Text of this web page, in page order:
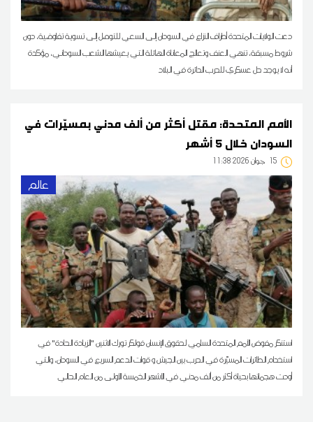
دعت الولايات المتحدة أطراف النزاع في السودان إلى السعي للتوصل إلى تسوية تفاوضية، دون
شروط مسبقة، تنهي العنف وتعالج المعاناة الهائلة التي يعيشها الشعب السوداني، مؤكدة
أنه لا يوجد حل عسكري للحرب الدائرة في البلاد
الأمم المتحدة: مقتل أكثر من ألف مدني بمسيّرات في
السودان خلال 5 أشهر
15 11:38 2026 جوان
عالم
استنكر مفوض الأمم المتحدة السامي لحقوق الإنسان فولكر تورك الاثنين "الزيادة الحادة" في
استخدام الطائرات المسيّرة في الحرب بين الجيش و قوات الدعم السريع في السودان، والتي
أودت هجماتها بحياة أكثر من ألف مدني في الأشهر الخمسة الأولى من العام الحالي